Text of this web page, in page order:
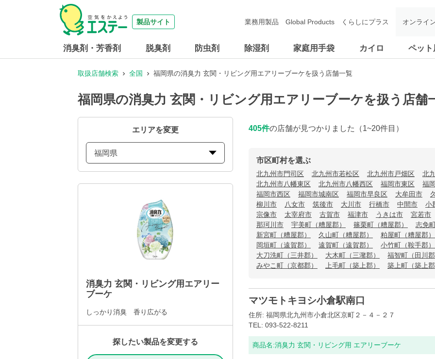
製品サイト
消臭剤・芳香剤 脱臭剤 防虫剤 除湿剤 家庭用手袋 カイロ ペット
業務用製品 Global Products くらしにプラス オンライ
取扱店舗検索 全国 福岡県の消臭力 玄関・リビング用エアリーブーケを扱う店舗一覧
福岡県の消臭力 玄関・リビング用エアリーブーケを扱う店舗
エリアを変更
福岡県
消臭力 玄関・リビング用エアリー
ブーケ
しっかり消臭 香り広がる
探したい製品を変更する
405件の店舗が見つかりました （1~20件目）
市区町村を選ぶ
北九州市門司区 北九州市若松区 北九州市戸畑区
北
北九州市八幡東区
北九州市八幡西区 福岡市東区
福
福岡市西区
福岡市城南区 福岡市早良区 大牟田市
柳川市
八女市 筑後市 大川市 行橋市 中間市
小
宗像市
太宰府市 古賀市 福津市 うきは市
宮若市
那珂川市
宇美町（糟屋郡） 篠栗町（糟屋郡）
志免
新宮町（糟屋郡）
久山町（糟屋郡）
粕屋町（糟屋郡）
岡垣町（遠賀郡）
遠賀町（遠賀郡）
小竹町（鞍手郡）
大刀洗町（三井郡）
大木町（三潴郡）
福智町（田川
みやこ町（京都郡）
上毛町（築上郡） 築上町（築上
マツモトキヨシ小倉駅南口
住所: 福岡県北九州市小倉北区京町２－４－２７
TEL: 093-522-8211
商品名:消臭力 玄関・リビング用 エアリーブーケ